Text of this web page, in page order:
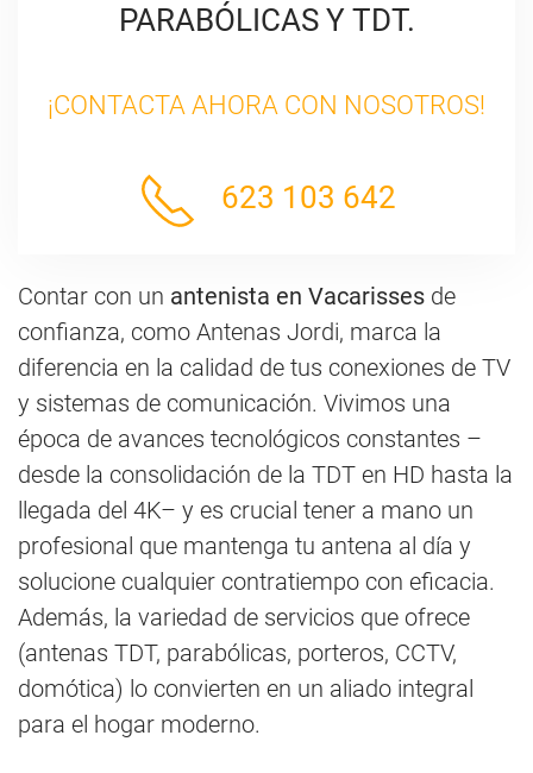
PARABÓLICAS Y TDT.
¡CONTACTA AHORA CON NOSOTROS!
623 103 642
Contar con un antenista en Vacarisses de
confianza, como Antenas Jordi, marca la
diferencia en la calidad de tus conexiones de TV
y sistemas de comunicación. Vivimos una
época de avances tecnológicos constantes –
desde la consolidación de la TDT en HD hasta la
llegada del 4K– y es crucial tener a mano un
profesional que mantenga tu antena al día y
solucione cualquier contratiempo con eficacia.
Además, la variedad de servicios que ofrece
(antenas TDT, parabólicas, porteros, CCTV,
domótica) lo convierten en un aliado integral
para el hogar moderno.